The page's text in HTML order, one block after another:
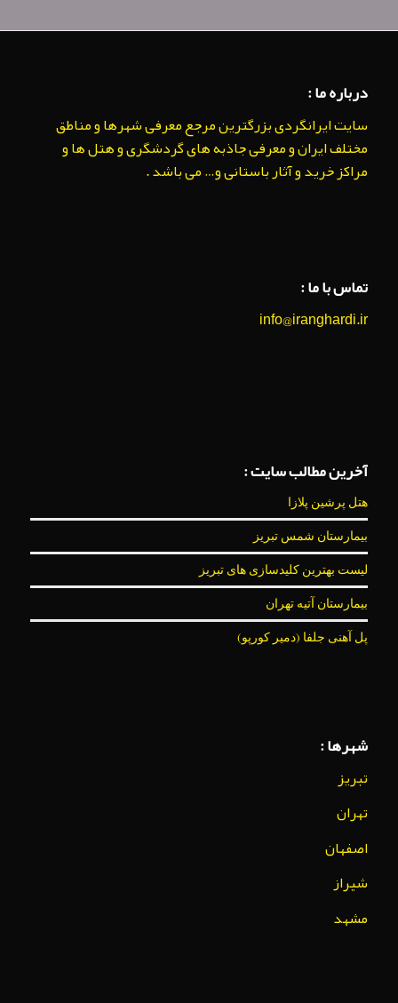
درباره ما :
سایت ایرانگردی بزرگترین مرجع معرفی شهرها و مناطق
مختلف ایران و معرفی جاذبه های گردشگری و هتل ها و
مراکز خرید و آثار باستانی و… می باشد .
تماس با ما :
info@iranghardi.ir
آخرین مطالب سایت :
هتل پرشین پلازا
بیمارستان شمس تبریز
لیست بهترین کلیدسازی های تبریز
بیمارستان آتیه تهران
پل آهنی جلفا (دمیر کورپو)
شهرها :
تبریز
تهران
اصفهان
شیراز
مشهد